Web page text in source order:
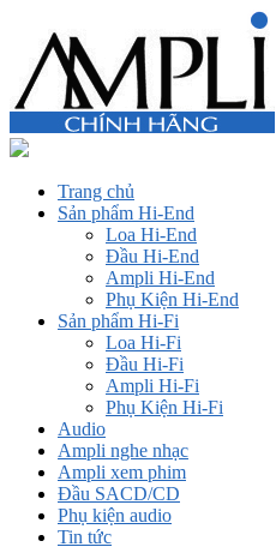
Trang chủ
Sản phẩm Hi-End
Loa Hi-End
Đầu Hi-End
Ampli Hi-End
Phụ Kiện Hi-End
Sản phẩm Hi-Fi
Loa Hi-Fi
Đầu Hi-Fi
Ampli Hi-Fi
Phụ Kiện Hi-Fi
Audio
Ampli nghe nhạc
Ampli xem phim
Đầu SACD/CD
Phụ kiện audio
Tin tức